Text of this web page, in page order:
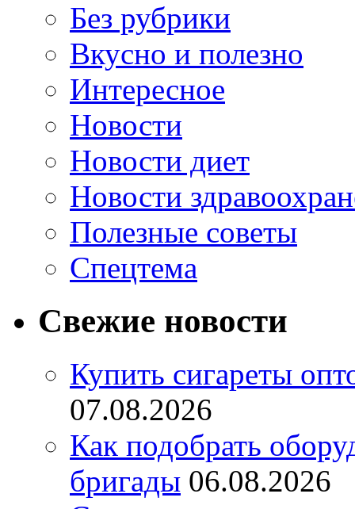
Без рубрики
Вкусно и полезно
Интересное
Новости
Новости диет
Новости
Полезные советы
Спецтема
Свежие новости
Купить сигареты
07.08.2026
Как подобрать
бригады 06.08.2026